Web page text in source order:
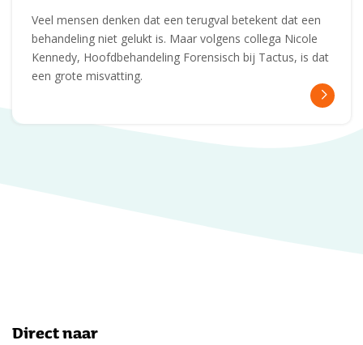
Veel mensen denken dat een terugval betekent dat een
behandeling niet gelukt is. Maar volgens collega Nicole
Kennedy, Hoofdbehandeling Forensisch bij Tactus, is dat
een grote misvatting.
Direct naar